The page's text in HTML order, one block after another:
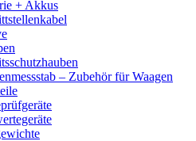
+ Akkus
– Zubehör für Waagen